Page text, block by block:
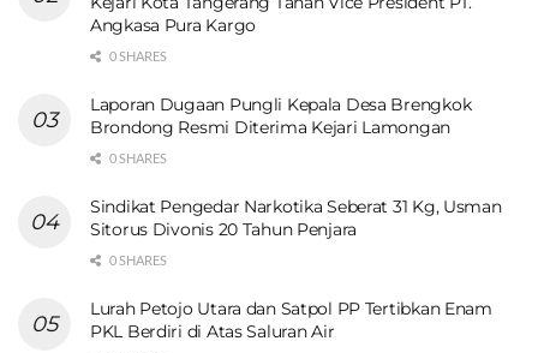
Angkasa Pura Kargo
0 SHARES
Laporan Dugaan Pungli Kepala Desa Brengkok
Brondong Resmi Diterima Kejari Lamongan
0 SHARES
Sindikat Pengedar Narkotika Seberat 31 Kg, Usman
Sitorus Divonis 20 Tahun Penjara
0 SHARES
Lurah Petojo Utara dan Satpol PP Tertibkan Enam
PKL Berdiri di Atas Saluran Air